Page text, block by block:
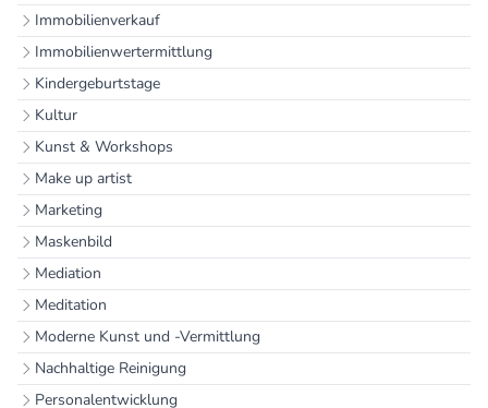
Immobilienverkauf
Immobilienwertermittlung
Kindergeburtstage
Kultur
Kunst & Workshops
Make up artist
Marketing
Maskenbild
Mediation
Meditation
Moderne Kunst und -Vermittlung
Nachhaltige Reinigung
Personalentwicklung